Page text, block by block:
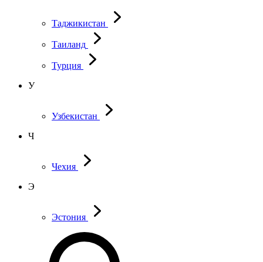
Таджикистан
Таиланд
Турция
У
Узбекистан
Ч
Чехия
Э
Эстония